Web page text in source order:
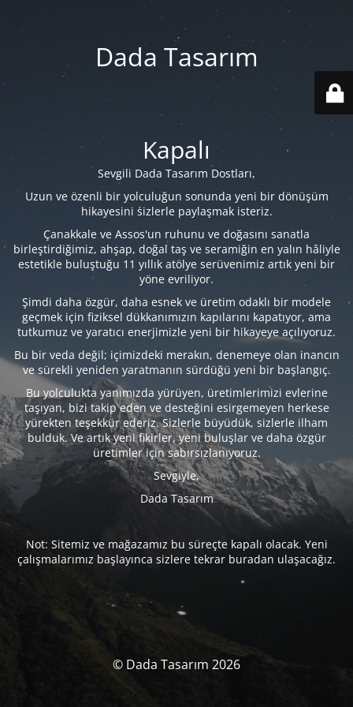
Dada Tasarım
Kapalı
Sevgili Dada Tasarım Dostları,
Uzun ve özenli bir yolculuğun sonunda yeni bir dönüşüm
hikayesini sizlerle paylaşmak isteriz.
Çanakkale ve Assos'un ruhunu ve doğasını sanatla
birleştirdiğimiz, ahşap, doğal taş ve seramiğin en yalın hâliyle
estetikle buluştuğu 11 yıllık atölye serüvenimiz artık yeni bir
yöne evriliyor.
Şimdi daha özgür, daha esnek ve üretim odaklı bir modele
geçmek için fiziksel dükkanımızın kapılarını kapatıyor, ama
tutkumuz ve yaratıcı enerjimizle yeni bir hikayeye açılıyoruz.
Bu bir veda değil; içimizdeki merakın, denemeye olan inancın
ve sürekli yeniden yaratmanın sürdüğü yeni bir başlangıç.
Bu yolculukta yanımızda yürüyen, üretimlerimizi evlerine
taşıyan, bizi takip eden ve desteğini esirgemeyen herkese
yürekten teşekkür ederiz. Sizlerle büyüdük, sizlerle ilham
bulduk. Ve artık yeni fikirler, yeni buluşlar ve daha özgür
üretimler için sabırsızlanıyoruz.
Sevgiyle,
Dada Tasarım
Not: Sitemiz ve mağazamız bu süreçte kapalı olacak. Yeni
çalışmalarımız başlayınca sizlere tekrar buradan ulaşacağız.
© Dada Tasarım 2026